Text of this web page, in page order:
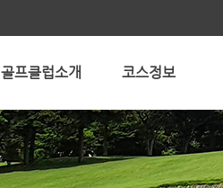
골프클럽소개 코스정보